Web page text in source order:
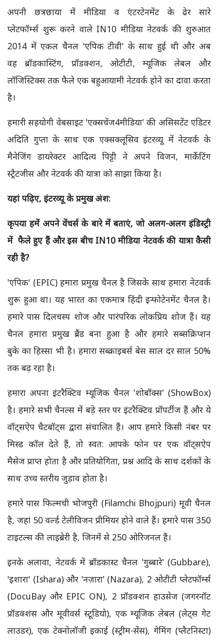
अपनी छत्रछाया में मीडिया व एंटरटेनमेंट के ढेर सारे
प्लेटफॉर्म्स शुरू करने वाले IN10 मीडिया नेटवर्क की शुरुआत
2014 में एकल चैनल 'एपिक टीवी' के साथ हुई थी और अब
वह ब्रॉडकास्टिंग, प्रॉडक्शन, ओटीटी, म्यूजिक लेबल और
लॉजिस्टिक्स तक फैले एक बहुआयामी नेटवर्क होने का दावा करता
है।
हमारी सहयोगी वेबसाइट 'एक्सचेंज4मीडिया' की असिसटेंट एडिटर
अदिति गुप्ता के साथ एक एक्सक्लूसिव इंटरव्यू में नेटवर्क के
मैनेजिंग डायरेक्टर आदित्य पिट्टी ने अपने विजन, मार्केटिंग
स्ट्रैटजीस और नेटवर्क की यात्रा को साझा किया है।
यहां पढ़िए, इंटरव्यू के प्रमुख अंश:
कृपया हमें अपने वेंचर्स के बारे में बताएं, जो अलग-अलग इंडिस्ट्री
में फैले हुए हैं और इस बीच IN10 मीडिया नेटवर्क की यात्रा कैसी
रही है?
'एपिक' (EPIC) हमारा प्रमुख चैनल है जिसके साथ हमारा नेटवर्क
शुरू हुआ था। यह भारत का एकमात्र हिंदी इन्फोटेनमेंट चैनल है।
हमारे पास दिलचस्प शोज और पारंपरिक लोकप्रिय शोज हैं। यह
चैनल हमारा प्रमुख ब्रैंड बना हुआ है और हमारे सब्सक्रिप्शन
बुके का हिस्सा भी है। हमारा सब्क्राइबर्स बेस साल दर साल 50%
तक बढ़ रहा है।
हमारा अपना इंटरैक्टिव म्यूजिक चैनल 'शोबॉक्स' (ShowBox)
है। हमारे सभी चैनल्स में बड़े स्तर पर इंटरैक्टिव प्रॉपर्टीज हैं और ये
वॉट्सऐप चैटबॉट्स द्वारा संचालित हैं। आप हमारे किसी नंबर पर
मिस्ड कॉल देते हैं, तो स्वत: आपके फोन पर एक वॉट्सऐप
मैसेज प्राप्त होता है और प्रतियोगिता, प्रश्न आदि के साथ दर्शकों के
साथ उच्च स्तरीय जुड़ाव होता है।
हमारे पास फिल्मची भोजपुरी (Filamchi Bhojpuri) मूवी चैनल
है, जहां 50 वर्ल्ड टेलीविजन प्रीमियर होने वाले हैं। हमारे पास 350
टाइटल्स की लाइब्रेरी है, जिनमें से 250 ओरिजनल हैं।
इनके अलावा, नेटवर्क में ब्रॉडकास्ट चैनल 'गुब्बारे' (Gubbare),
'इशारा' (Ishara) और 'नज़ारा' (Nazara), 2 ओटीटी प्लेटफॉर्म्स
(DocuBay और EPIC ON), 2 प्रॉडक्शन हाउसेज (जगरनॉट
प्रॉडक्शंस और मूवीवर्स स्टूडियो), एक म्यूजिक लेबल (लेट्स गेट
लाउडर), एक टेक्नोलॉजी इकाई (स्ट्रीम-सेंस), गेमिंग (प्लैटनिस्टा)